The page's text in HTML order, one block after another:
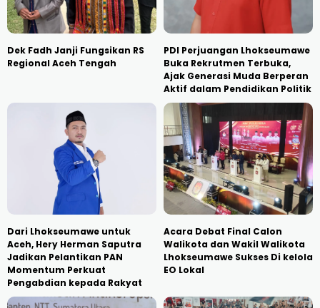
Dek Fadh Janji Fungsikan RS
Regional Aceh Tengah
PDI Perjuangan Lhokseumawe
Buka Rekrutmen Terbuka,
Ajak Generasi Muda Berperan
Aktif dalam Pendidikan Politik
Dari Lhokseumawe untuk
Aceh, Hery Herman Saputra
Jadikan Pelantikan PAN
Momentum Perkuat
Pengabdian kepada Rakyat
Acara Debat Final Calon
Walikota dan Wakil Walikota
Lhokseumawe Sukses Di kelola
EO Lokal